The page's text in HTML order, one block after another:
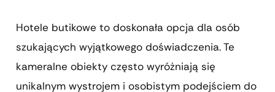
Hotele butikowe to doskonała opcja dla osób
szukających wyjątkowego doświadczenia. Te
kameralne obiekty często wyróżniają się
unikalnym wystrojem i osobistym podejściem do